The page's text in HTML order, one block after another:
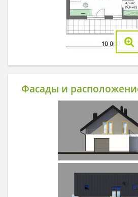
Фасады и